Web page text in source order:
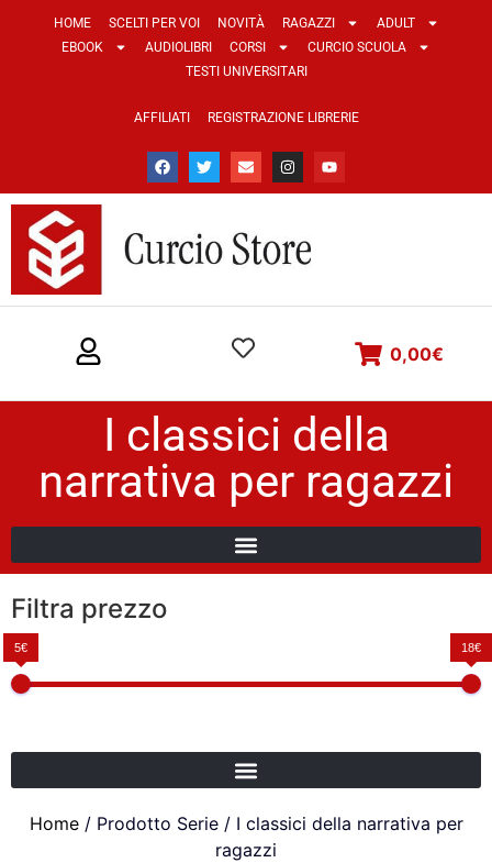
HOME SCELTI PER VOI NOVITÀ RAGAZZI
ADULT
EBOOK
AUDIOLIBRI CORSI
CURCIO SCUOLA
TESTI UNIVERSITARI
AFFILIATI REGISTRAZIONE LIBRERIE
0,00€
I classici della
narrativa per ragazzi
Filtra prezzo
5€ 18€
Home/ Prodotto Serie / I classici della narrativa per
ragazzi